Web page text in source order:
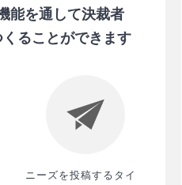
能を通して決裁者
ることができます
ニーズを投稿するタイ